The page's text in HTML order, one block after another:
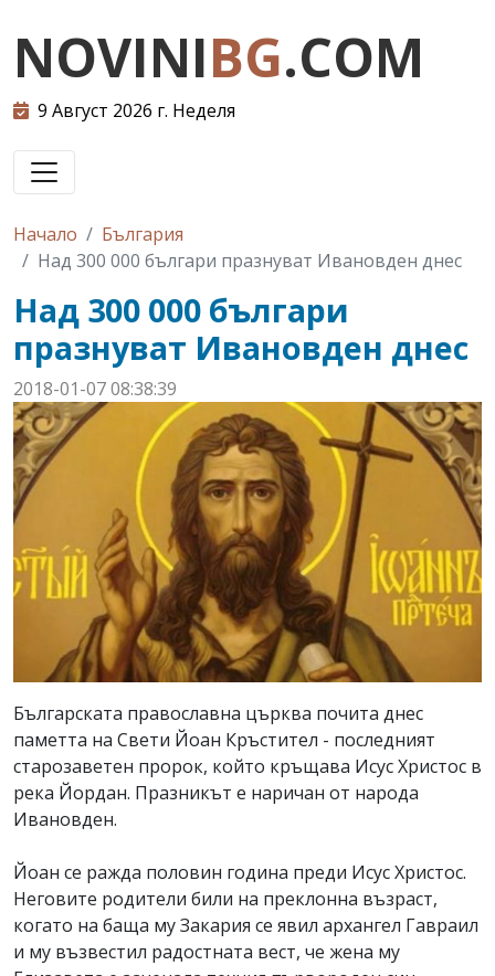
NOVINIBG.COM
9 Август 2026 г. Неделя
Начало
България
Над 300 000 българи празнуват Ивановден днес
Над 300 000 българи
празнуват Ивановден днес
2018-01-07 08:38:39
Българската православна църква почита днес
паметта на Свети Йоан Кръстител - последният
старозаветен пророк, който кръщава Исус Христос в
река Йордан. Празникът е наричан от народа
Ивановден.
Йоан се ражда половин година преди Исус Христос.
Неговите родители били на преклонна възраст,
когато на баща му Закария се явил архангел Гавраил
и му възвестил радостната вест, че жена му